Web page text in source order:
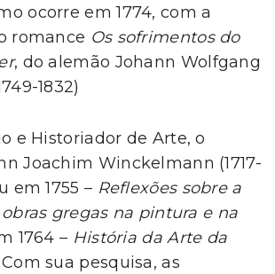
ocorre em 1774, com a
romance Os sofrimentos do
, do alemão Johann Wolfgang
1832)
e Historiador de Arte, o
Joachim Winckelmann (1717-
em 1755 – Reflexões sobre a
gregas na pintura e na
1764 – História da Arte da
Com sua pesquisa, as